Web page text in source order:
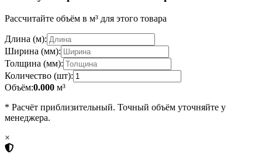
Рассчитайте объём в м³ для этого товара
Длина (м):
Ширина (мм):
Толщина (мм):
Количество (шт):
Объём:0.000 м³
* Расчёт приблизительный. Точный объём уточняйте у
менеджера.
×